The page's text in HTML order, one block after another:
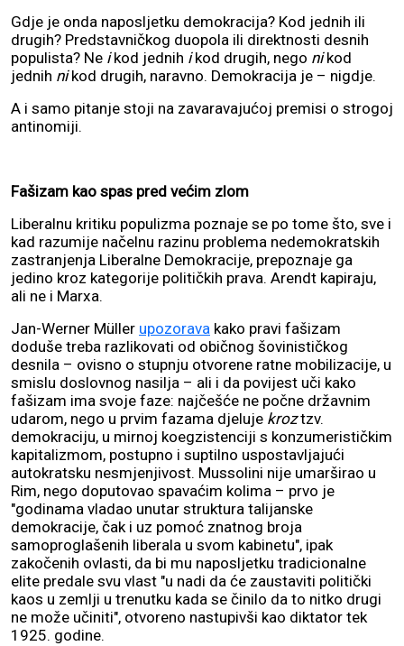
Gdje je onda naposljetku demokracija? Kod jednih ili
drugih? Predstavničkog duopola ili direktnosti desnih
populista? Ne ikod jednih ikod drugih, nego nikod
jednih nikod drugih, naravno. Demokracija je – nigdje.
A i samo pitanje stoji na zavaravajućoj premisi o strogoj
antinomiji.
Fašizam kao spas pred većim zlom
Liberalnu kritiku populizma poznaje se po tome što, sve i
kad razumije načelnu razinu problema nedemokratskih
zastranjenja Liberalne Demokracije, prepoznaje ga
jedino kroz kategorije političkih prava. Arendt kapiraju,
ali ne i Marxa.
Jan-Werner Müller upozorava kako pravi fašizam
doduše treba razlikovati od običnog šovinističkog
desnila – ovisno o stupnju otvorene ratne mobilizacije, u
smislu doslovnog nasilja – ali i da povijest uči kako
fašizam ima svoje faze: najčešće ne počne državnim
udarom, nego u prvim fazama djeluje kroztzv.
demokraciju, u mirnoj koegzistenciji s konzumerističkim
kapitalizmom, postupno i suptilno uspostavljajući
autokratsku nesmjenjivost. Mussolini nije umarširao u
Rim, nego doputovao spavaćim kolima – prvo je
"godinama vladao unutar struktura talijanske
demokracije, čak i uz pomoć znatnog broja
samoproglašenih liberala u svom kabinetu", ipak
zakočenih ovlasti, da bi mu naposljetku tradicionalne
elite predale svu vlast "u nadi da će zaustaviti politički
kaos u zemlji u trenutku kada se činilo da to nitko drugi
ne može učiniti", otvoreno nastupivši kao diktator tek
1925. godine.